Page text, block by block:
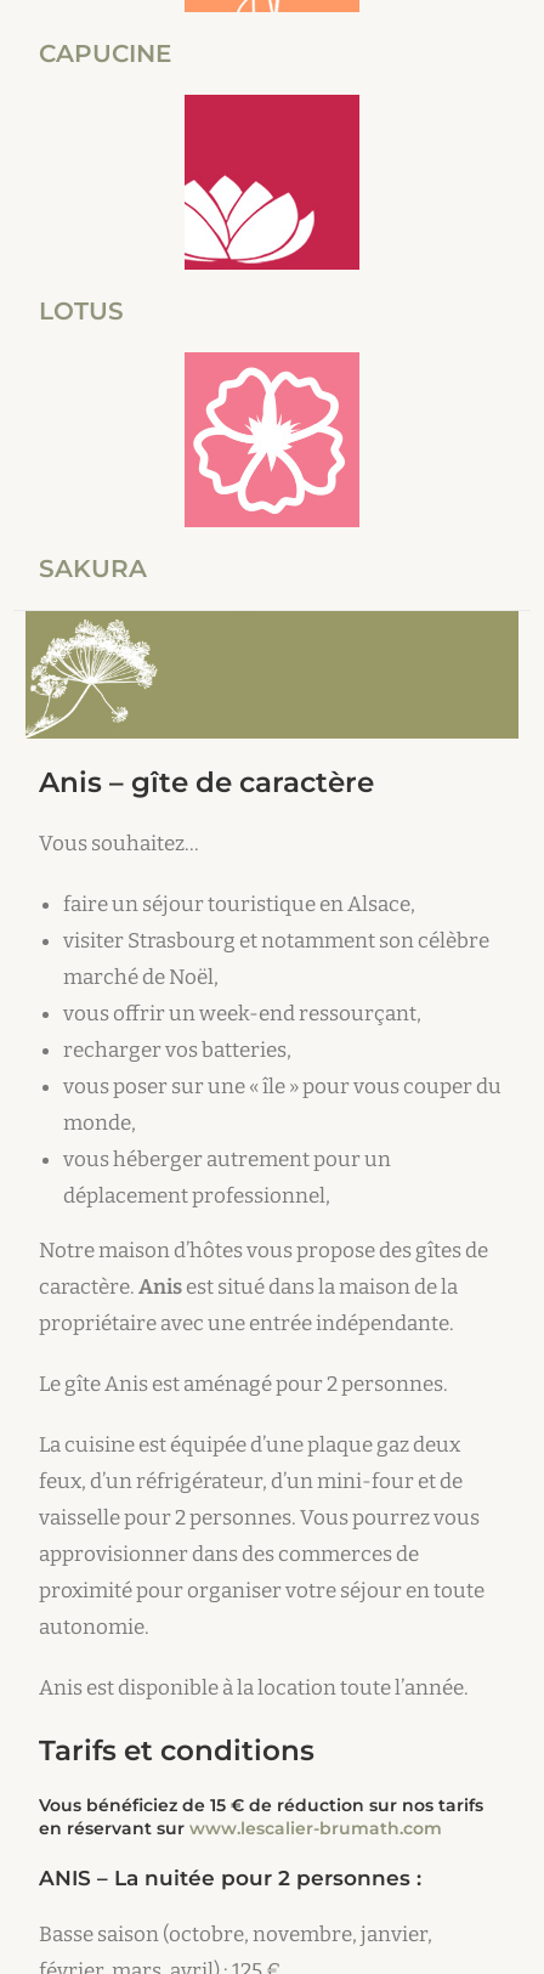
CAPUCINE
LOTUS
SAKURA
Anis – gîte de caractère
Vous souhaitez…
faire un séjour touristique en Alsace,
visiter Strasbourg et notamment son célèbre
marché de Noël,
vous offrir un week-end ressourçant,
recharger vos batteries,
vous poser sur une « île » pour vous couper du
monde,
vous héberger autrement pour un
déplacement professionnel,
Notre maison d’hôtes vous propose des gîtes de
caractère.Anisest situé dans la maison de la
propriétaire avec une entrée indépendante.
Le gîte Anis est aménagé pour 2 personnes.
La cuisine est équipée d’une plaque gaz deux
feux, d’un réfrigérateur, d’un mini-four et de
vaisselle pour 2 personnes. Vous pourrez vous
approvisionner dans des commerces de
proximité pour organiser votre séjour en toute
autonomie.
Anis est disponible à la location toute l’année.
Tarifs et conditions
Vous bénéficiez de 15 € de réduction sur nos tarifs
en réservant surwww.lescalier-brumath.com
ANIS – La nuitée pour 2 personnes :
Basse saison (octobre, novembre, janvier,